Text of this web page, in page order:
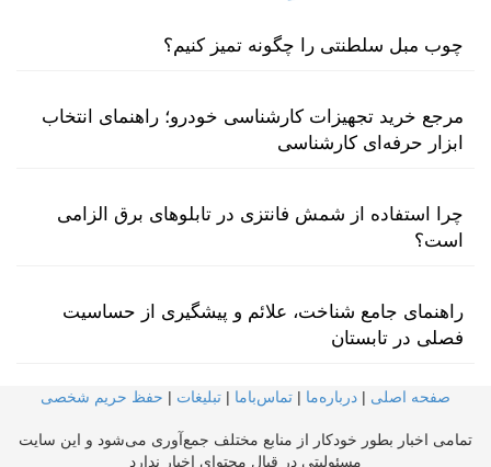
چوب مبل سلطنتی را چگونه تمیز کنیم؟
مرجع خرید تجهیزات کارشناسی خودرو؛ راهنمای انتخاب
ابزار حرفه‌ای کارشناسی
چرا استفاده از شمش فانتزی در تابلوهای برق الزامی
است؟
راهنمای جامع شناخت، علائم و پیشگیری از حساسیت
فصلی در تابستان
صفحه اصلی | درباره‌ما | تماس‌با‌ما | تبلیغات | حفظ حریم شخصی
تمامی اخبار بطور خودکار از منابع مختلف جمع‌آوری می‌شود و این سایت
مسئولیتی در قبال محتوای اخبار ندارد